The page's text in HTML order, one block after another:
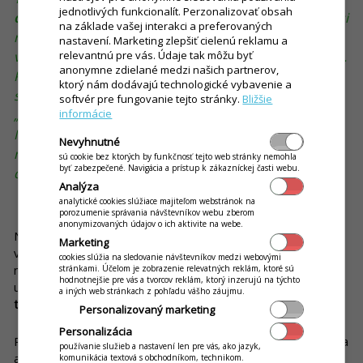
objednávky dennou realitou:Stáva sa, že zákazník by si
rád niečo doobjednal, ale nechce sa mu opätovne
vystáť rad, a tak si už v prevádzke nič ďalšie nedopraje.
Práve tu vie zohrať veľkú rolu QR kód umiestnený na
stole, ideálne aj s nejakou výzvou, ako napríklad:
„Chutilo vám a radi by ste si ešte niečo dali?
Nasnímajte QR kód a objednajte si.“ Zákazník dostane
možnosť objednať si priamo z miesta, kde práve je, a
dlhý rad ho viac od ďalšej objednávky neodradí.
Vyššia efektivita kuchyne = vyššie tržby
Nasledujúcimi slovami nadviažeme aj na to, čo sme spomínali
v samom úvode tohto článku – že objednávanie jedál a
nápojov mimo radu dokáže zefektívniť chod kuchyne a
umožňujevybaviť viacero objednávok za deň, čím sa zvýšia
tržby
. Čím je to spôsobené?
Predstavte si situáciu, že kuchyňa začne chystať nejaké jedlo a
až o pár minút sa dozvie, že aj iný zákazník si objednal to isté.
jednotlivých funkcionalít. Perzonalizovať obsah
na základe vašej interakci a preferovaných
nastavení. Marketing zlepšiť cielenú reklamu a
relevantnú pre vás. Údaje tak môžu byť
anonymne zdielané medzi našich partnerov,
ktorý nám dodávajú technologické vybavenie a
softvér pre fungovanie tejto stránky.Bližšie
informácie
Nevyhnutné
sú cookie bez ktorých by funkčnosť tejto web stránky nemohla
byť zabezpečené. Navigácia a prístup k zákazníckej časti webu.
Analýza
analytické cookies slúžiace majiteľom webstránok na
porozumenie správania návštevníkov webu zberom
anonymizovaných údajov o ich aktivite na webe.
Marketing
cookies slúžia na sledovanie návštevníkov medzi webovými
stránkami. Účelom je zobrazenie relevatných reklám, ktoré sú
hodnotnejšie pre vás a tvorcov reklám, ktorý inzerujú na týchto
a iných web stránkach z pohľadu vášho záujmu.
Personalizovaný marketing
Personalizácia
používanie služieb a nastavení len pre vás, ako jazyk,
komunikácia textová s obchodníkom, technikom.